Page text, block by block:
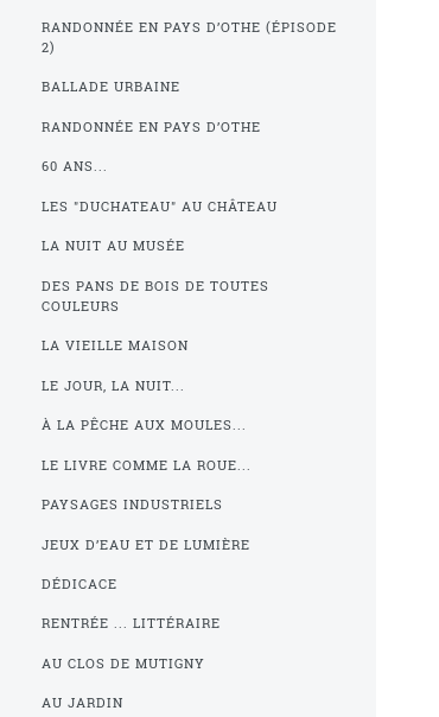
RANDONNÉE EN PAYS D’OTHE (ÉPISODE
2)
BALLADE URBAINE
RANDONNÉE EN PAYS D’OTHE
60 ANS...
LES "DUCHATEAU" AU CHÂTEAU
LA NUIT AU MUSÉE
DES PANS DE BOIS DE TOUTES
COULEURS
LA VIEILLE MAISON
LE JOUR, LA NUIT...
À LA PÊCHE AUX MOULES...
LE LIVRE COMME LA ROUE...
PAYSAGES INDUSTRIELS
JEUX D’EAU ET DE LUMIÈRE
DÉDICACE
RENTRÉE ... LITTÉRAIRE
AU CLOS DE MUTIGNY
AU JARDIN